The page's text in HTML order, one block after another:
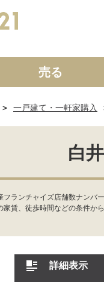
中古一戸建て
売る
一戸建て・一軒家購入
白
ランチャイズ店舗数ナン
賃、徒歩時間などの条件
詳細表示